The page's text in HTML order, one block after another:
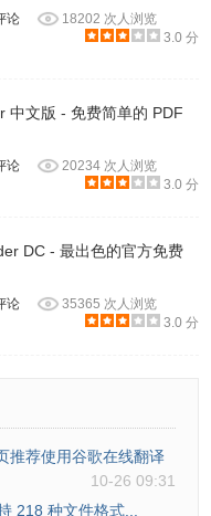
论
18202 次人浏览
3.0 分
中文版 - 免费简单的 PDF
论
20234 次人浏览
3.0 分
DC - 最出色的官方免费
论
35365 次人浏览
3.0 分
推荐使用谷歌在线翻译
10-26 09:31
218 种文件格式...